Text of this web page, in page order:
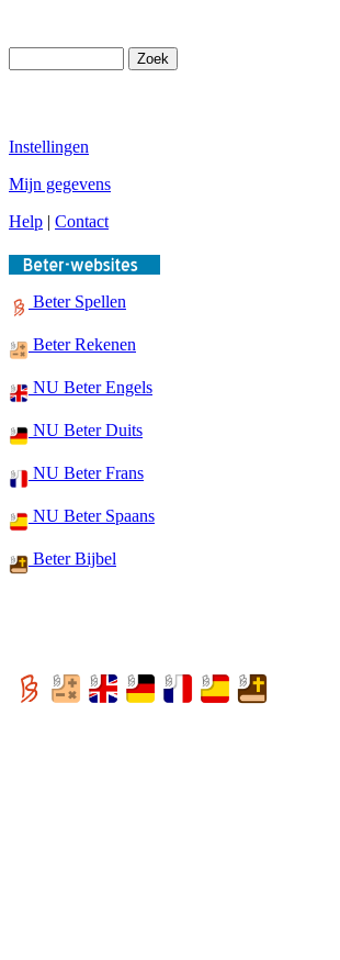
Instellingen
Mijn gegevens
Help | Contact
Beter Spellen
Beter Rekenen
NU Beter Engels
NU Beter Duits
NU Beter Frans
NU Beter Spaans
Beter Bijbel